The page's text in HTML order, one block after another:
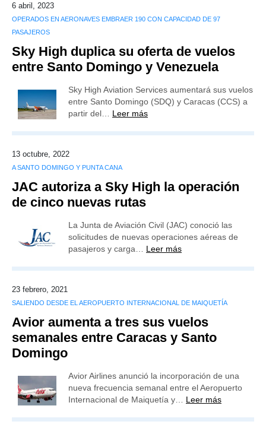
6 abril, 2023
OPERADOS EN AERONAVES EMBRAER 190 CON CAPACIDAD DE 97
PASAJEROS
Sky High duplica su oferta de vuelos
entre Santo Domingo y Venezuela
Sky High Aviation Services aumentará sus vuelos
entre Santo Domingo (SDQ) y Caracas (CCS) a
partir del… Leer más
13 octubre, 2022
A SANTO DOMINGO Y PUNTA CANA
JAC autoriza a Sky High la operación
de cinco nuevas rutas
La Junta de Aviación Civil (JAC) conoció las
solicitudes de nuevas operaciones aéreas de
pasajeros y carga… Leer más
23 febrero, 2021
SALIENDO DESDE EL AEROPUERTO INTERNACIONAL DE MAIQUETÍA
Avior aumenta a tres sus vuelos
semanales entre Caracas y Santo
Domingo
Avior Airlines anunció la incorporación de una
nueva frecuencia semanal entre el Aeropuerto
Internacional de Maiquetía y… Leer más